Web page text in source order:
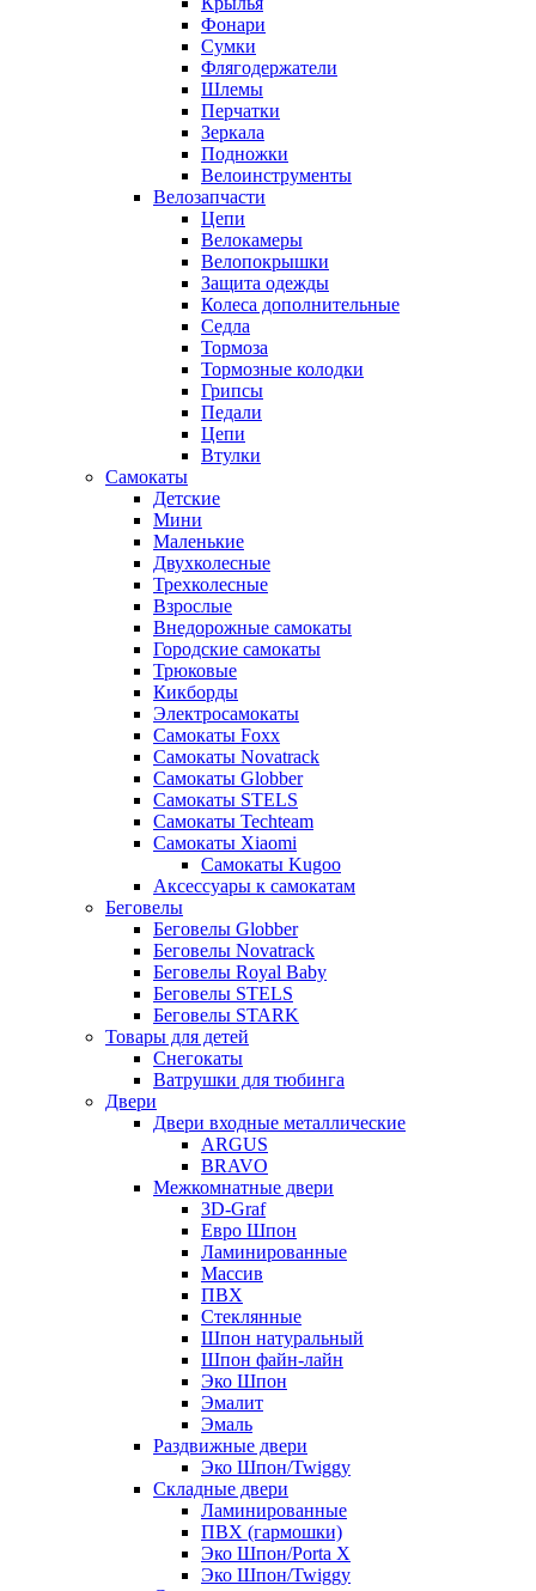
Фонари
Сумки
Флягодержатели
Шлемы
Перчатки
Зеркала
Подножки
Велоинструменты
Велозапчасти
Цепи
Велокамеры
Велопокрышки
Защита одежды
Колеса дополнительные
Седла
Тормоза
Тормозные колодки
Грипсы
Педали
Цепи
Втулки
Самокаты
Детские
Мини
Маленькие
Двухколесные
Трехколесные
Взрослые
Внедорожные самокаты
Городские самокаты
Трюковые
Кикборды
Электросамокаты
Самокаты Foxx
Самокаты Novatrack
Самокаты Globber
Самокаты STELS
Самокаты Techteam
Самокаты Xiaomi
Самокаты Kugoo
Аксессуары к самокатам
Беговелы
Беговелы Globber
Беговелы Novatrack
Беговелы Royal Baby
Беговелы STELS
Беговелы STARK
Товары для детей
Снегокаты
Ватрушки для тюбинга
Двери
Двери входные металлические
ARGUS
BRAVO
Межкомнатные двери
3D-Graf
Евро Шпон
Ламинированные
Массив
ПВХ
Стеклянные
Шпон натуральный
Шпон файн-лайн
Эко Шпон
Эмалит
Эмаль
Раздвижные двери
Эко Шпон/Twiggy
Складные двери
Ламинированные
ПВХ (гармошки)
Эко Шпон/Porta X
Эко Шпон/Twiggy